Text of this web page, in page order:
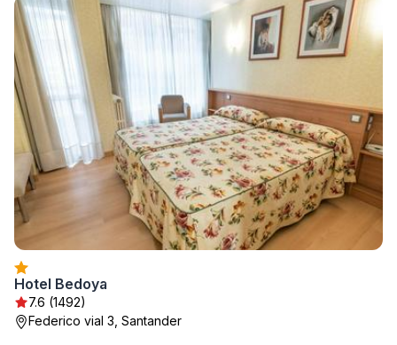
Hotel Bedoya
7.6 (1492)
Federico vial 3, Santander